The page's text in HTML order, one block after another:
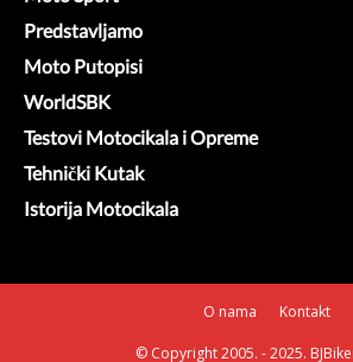
Predstavljamo
Moto Putopisi
WorldSBK
Testovi Motocikala i Opreme
Tehnički Kutak
Istorija Motocikala
O nama Kontakt
© Copyright 2005. - 2025.